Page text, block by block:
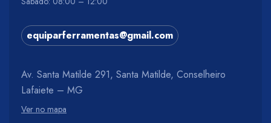
equiparferramentas@gmail.com
Av. Santa Matilde 291, Santa Matilde, Conselheiro
Lafaiete – MG
Ver no mapa